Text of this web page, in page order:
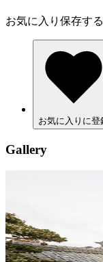
お気に入り保存す
お気に入りに登
Gallery